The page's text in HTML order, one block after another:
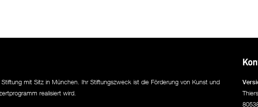
mit Sitz in München. Ihr Stiftungszweck ist die Förderung von Kunst und
realisiert wird.